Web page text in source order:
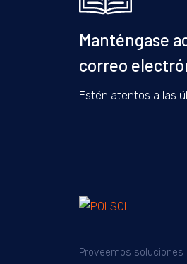
Manténgase
correo
Estén atentos a las
Proveemos